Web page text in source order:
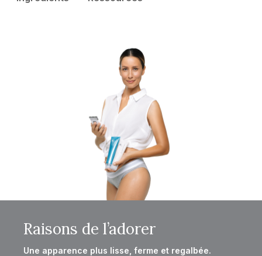
Raisons de l’adorer
Une apparence plus lisse, ferme et regalbée.